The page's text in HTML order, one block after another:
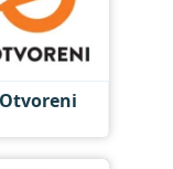
Otvoreni